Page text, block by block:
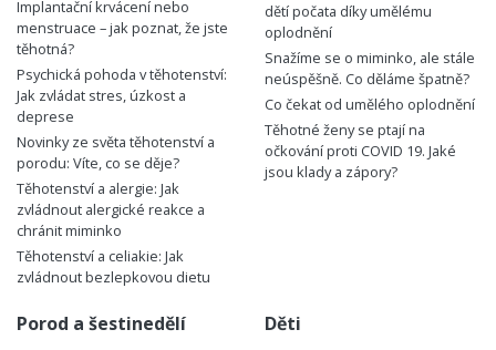
Implantační krvácení nebo
menstruace – jak poznat, že jste
těhotná?
Psychická pohoda v těhotenství:
Jak zvládat stres, úzkost a
deprese
Novinky ze světa těhotenství a
porodu: Víte, co se děje?
Těhotenství a alergie: Jak
zvládnout alergické reakce a
chránit miminko
Těhotenství a celiakie: Jak
zvládnout bezlepkovou dietu
dětí počata díky umělému
oplodnění
Snažíme se o miminko, ale stále
neúspěšně. Co děláme špatně?
Co čekat od umělého oplodnění
Těhotné ženy se ptají na
očkování proti COVID 19. Jaké
jsou klady a zápory?
Porod a šestinedělí Děti